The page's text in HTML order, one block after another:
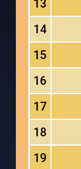
13
14
15
16
17
18
19